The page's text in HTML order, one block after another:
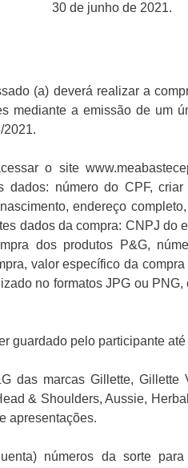
30 de junho de 2021.
(a) deverá realizar a
mediante a emissão de um
2021.
o site
dados: número do CPF,
endereço
dados da compra: CNPJ do
dos produtos P&G,
valor específico da
no formatos JPG ou
guardado pelo participante
das marcas Gillette, Gillette
& Shoulders, Aussie,
apresentações.
números da sorte